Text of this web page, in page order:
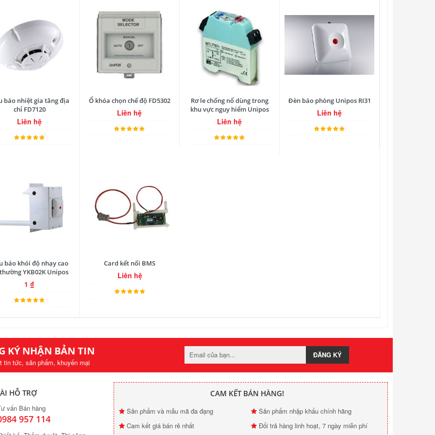
báo nhiệt gia tăng địa
chỉ FD7120
Liên hệ
Ổ khóa chọn chế độ FD5302
Liên hệ
Rơ le chống nổ dùng trong
khu vực nguy hiểm Unipos
Liên hệ
Đèn báo phòng Unipos RI31
Liên hệ
báo khói độ nhạy cao
YKB02K Unipos
1₫
Card kết nối BMS
Liên hệ
KÝ NHẬN BẢN TIN
tin tức, sản phẩm, khuyến mại
ĐĂNG KÝ
HỖ TRỢ
vấn Bán hàng
957 114
CAM KẾT BÁN HÀNG!
Sản phẩm và mẫu mã đa đạng
Sản phẩm nhập khẩu chính hãng
Cam kết giá bán rẻ nhất
Đổi trả hàng linh hoạt, 7 ngày miễn phí